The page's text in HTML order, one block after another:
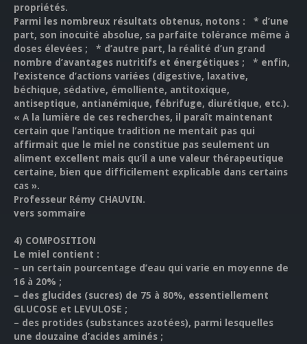
propriétés.
Parmi les nombreux résultats obtenus, notons : * d’une
part, son inocuité absolue, sa parfaite tolérance même à
doses élevées ; * d’autre part, la réalité d’un grand
nombre d’avantages nutritifs et énergétiques ; * enfin,
l’existence d’actions variées (digestive, laxative,
béchique, sédative, émolliente, antitoxique,
antiseptique, antianémique, fébrifuge, diurétique, etc.).
« A la lumière de ces recherches, il paraît maintenant
certain que l’antique tradition ne mentait pas qui
affirmait que le miel ne constitue pas seulement un
aliment excellent mais qu’il a une valeur thérapeutique
certaine, bien que difficilement explicable dans certains
cas ».
Professeur Rémy CHAUVIN.
vers sommaire
4) COMPOSITION
Le miel contient :
– un certain pourcentage d’eau qui varie en moyenne de
16 à 20% ;
– des glucides (sucres) de 75 à 80%, essentiellement
GLUCOSE et LEVULOSE ;
– des protides (substances azotées), parmi lesquelles
une douzaine d’acides aminés ;